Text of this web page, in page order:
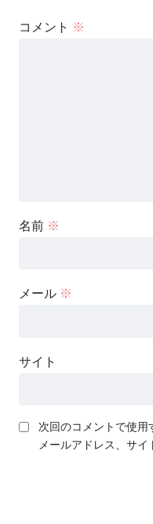
コメント ※
名前 ※
メール ※
サイト
次回のコメントで使用
メールアドレス、サイ